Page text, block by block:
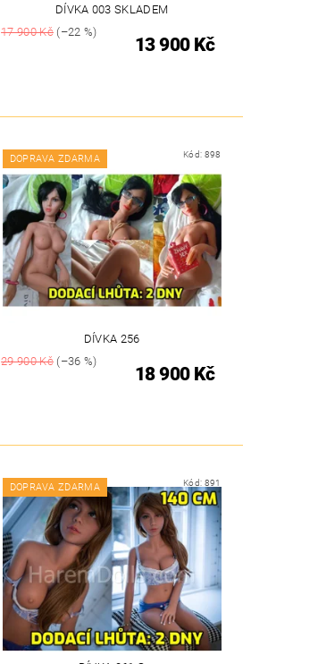
DÍVKA 003 SKLADEM
17 900 Kč(–22 %)
13 900 Kč
DOPRAVA ZDARMA Kód: 898
DÍVKA 256
29 900 Kč(–36 %)
18 900 Kč
DOPRAVA ZDARMA Kód: 891